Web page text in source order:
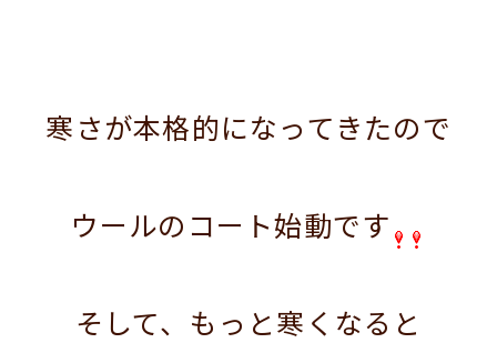
寒さが本格的になってきたので
ウールのコート始動です
そして、もっと寒くなると